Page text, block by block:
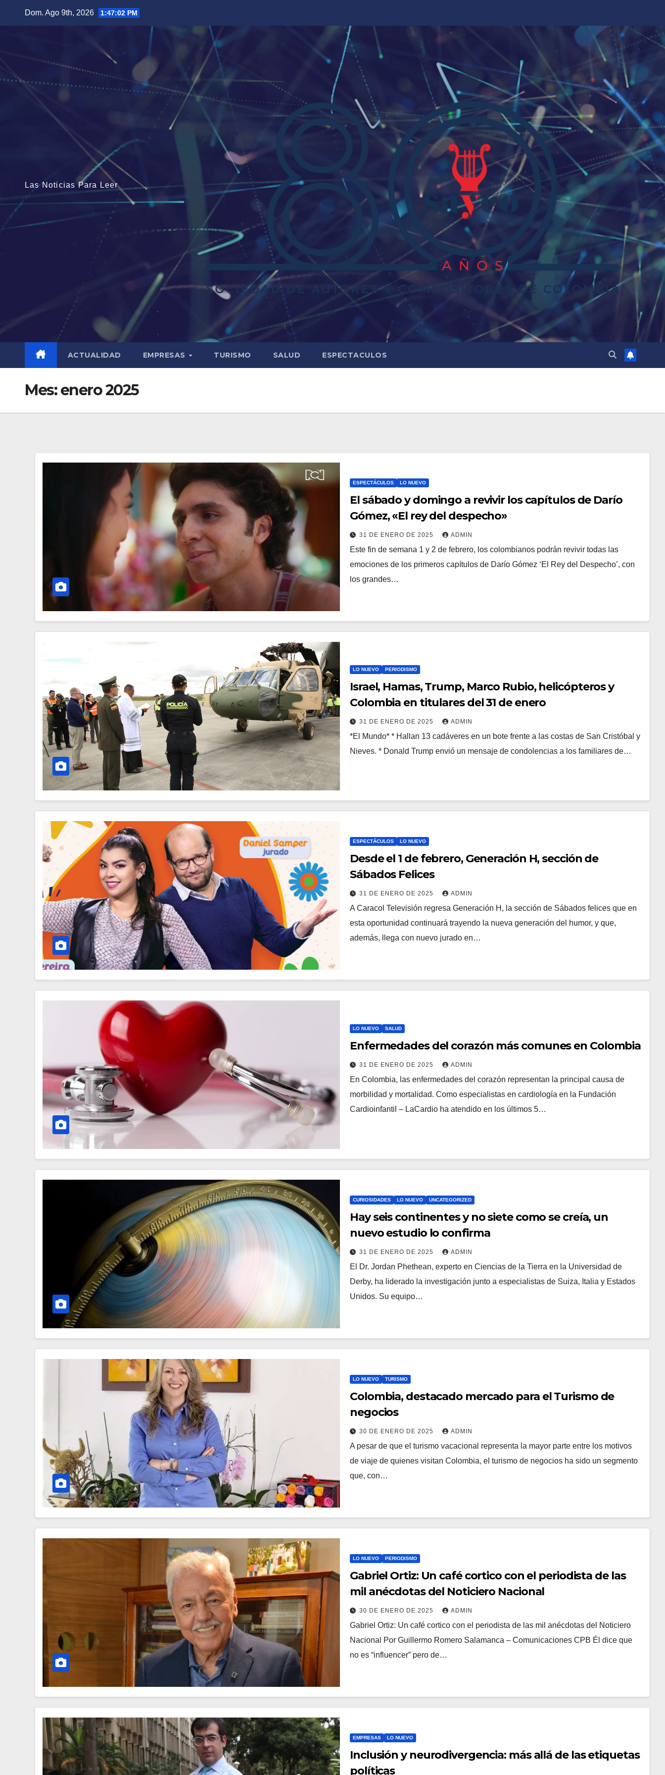
Dom. Ago 9th, 2026 1:47:04 PM
Las Noticias Para Leer
ACTUALIDAD EMPRESAS TURISMO SALUD ESPECTACULOS
Mes:enero 2025
ESPECTÁCULOS LO NUEVO
El sábado y domingo a revivir los capítulos de Darío
Gómez, «El rey del despecho»
31 DE ENERO DE 2025 ADMIN
Este fin de semana 1 y 2 de febrero, los colombianos podrán revivir todas las
emociones de los primeros capítulos de Darío Gómez ‘El Rey del Despecho’, con
los grandes…
LO NUEVO PERIODISMO
Israel, Hamas, Trump, Marco Rubio, helicópteros y
Colombia en titulares del 31 de enero
31 DE ENERO DE 2025 ADMIN
*El Mundo* * Hallan 13 cadáveres en un bote frente a las costas de San Cristóbal y
Nieves. * Donald Trump envió un mensaje de condolencias a los familiares de…
ESPECTÁCULOS LO NUEVO
Desde el 1 de febrero, Generación H, sección de
Sábados Felices
31 DE ENERO DE 2025 ADMIN
A Caracol Televisión regresa Generación H, la sección de Sábados felices que en
esta oportunidad continuará trayendo la nueva generación del humor, y que,
además, llega con nuevo jurado en…
LO NUEVO SALUD
Enfermedades del corazón más comunes en Colombia
31 DE ENERO DE 2025 ADMIN
En Colombia, las enfermedades del corazón representan la principal causa de
morbilidad y mortalidad. Como especialistas en cardiología en la Fundación
Cardioinfantil – LaCardio ha atendido en los últimos 5…
CURIOSIDADES LO NUEVO UNCATEGORIZED
Hay seis continentes y no siete como se creía, un
nuevo estudio lo confirma
31 DE ENERO DE 2025 ADMIN
El Dr. Jordan Phethean, experto en Ciencias de la Tierra en la Universidad de
Derby, ha liderado la investigación junto a especialistas de Suiza, Italia y Estados
Unidos. Su equipo…
LO NUEVO TURISMO
Colombia, destacado mercado para el Turismo de
negocios
30 DE ENERO DE 2025 ADMIN
A pesar de que el turismo vacacional representa la mayor parte entre los motivos
de viaje de quienes visitan Colombia, el turismo de negocios ha sido un segmento
que, con…
LO NUEVO PERIODISMO
Gabriel Ortiz: Un café cortico con el periodista de las
mil anécdotas del Noticiero Nacional
30 DE ENERO DE 2025 ADMIN
Gabriel Ortiz: Un café cortico con el periodista de las mil anécdotas del Noticiero
Nacional Por Guillermo Romero Salamanca – Comunicaciones CPB Él dice que
no es “influencer” pero de…
EMPRESAS LO NUEVO
Inclusión y neurodivergencia: más allá de las etiquetas
políticas